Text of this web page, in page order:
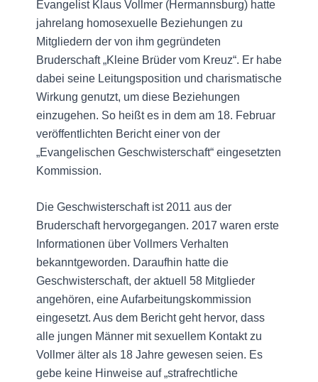
Evangelist Klaus Vollmer (Hermannsburg) hatte
jahrelang homosexuelle Beziehungen zu
Mitgliedern der von ihm gegründeten
Bruderschaft „Kleine Brüder vom Kreuz“. Er habe
dabei seine Leitungsposition und charismatische
Wirkung genutzt, um diese Beziehungen
einzugehen. So heißt es in dem am 18. Februar
veröffentlichten Bericht einer von der
„Evangelischen Geschwisterschaft“ eingesetzten
Kommission.
Die Geschwisterschaft ist 2011 aus der
Bruderschaft hervorgegangen. 2017 waren erste
Informationen über Vollmers Verhalten
bekanntgeworden. Daraufhin hatte die
Geschwisterschaft, der aktuell 58 Mitglieder
angehören, eine Aufarbeitungskommission
eingesetzt. Aus dem Bericht geht hervor, dass
alle jungen Männer mit sexuellem Kontakt zu
Vollmer älter als 18 Jahre gewesen seien. Es
gebe keine Hinweise auf „strafrechtliche